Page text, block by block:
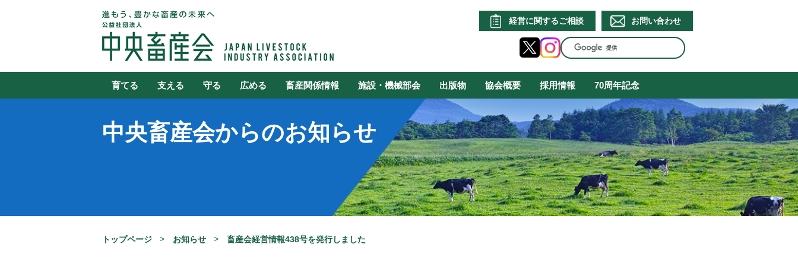
経営に関するご相談 お問い合わせ
育てる 支える 守る 広める 畜産関係情報 施設・機械部会 出版物 協会概要 採用情報 70周年記念
中央畜産会からのお知らせ
トップページ お知らせ 畜産会経営情報438号を発行しました